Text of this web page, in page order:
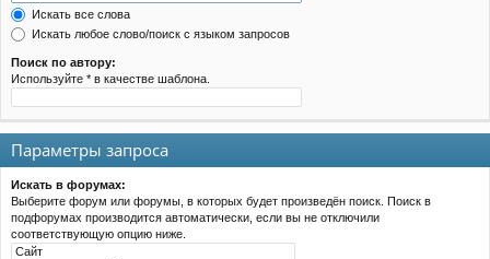
Искать все слова
Искать любое слово/поиск с языком запросов
Поиск по автору:
Используйте * в качестве шаблона.
Параметры запроса
Искать в форумах:
Выберите форум или форумы, в которых будет произведён поиск. Поиск в
подфорумах производится автоматически, если вы не отключили
соответствующую опцию ниже.